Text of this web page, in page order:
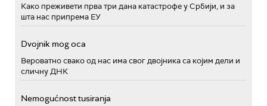
Како преживети прва три дана катастрофе у Србији, и за
шта нас припрема ЕУ
Dvojnik mog oca
Вероватно свако од нас има свог двојника са којим дели и
сличну ДНК
Nemogućnost tusiranja